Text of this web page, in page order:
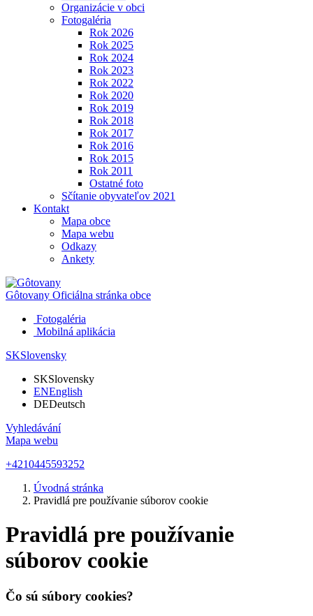
Organizácie v obci
Fotogaléria
Rok 2026
Rok 2025
Rok 2024
Rok 2023
Rok 2022
Rok 2020
Rok 2019
Rok 2018
Rok 2017
Rok 2016
Rok 2015
Rok 2011
Ostatné foto
Sčítanie obyvateľov 2021
Kontakt
Mapa obce
Mapa webu
Odkazy
Ankety
Gôtovany Oficiálna stránka obce
Fotogaléria
Mobilná aplikácia
SKSlovensky
SKSlovensky
ENEnglish
DEDeutsch
Vyhledávání
Mapa webu
+4210445593252
Úvodná stránka
Pravidlá pre používanie súborov cookie
Pravidlá pre používanie
súborov cookie
Čo sú súbory cookies?